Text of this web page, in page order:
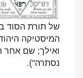
של תורת הסוד
ואילך; שם אחר
נסתרה").